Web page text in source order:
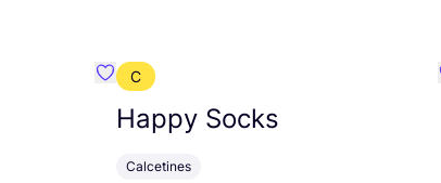
Favoritos {nombre}
C
Happy Socks
Calcetines